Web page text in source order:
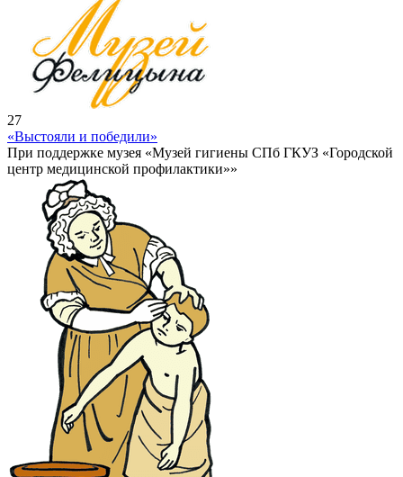
27
«Выстояли и победили»
При поддержке музея «Музей гигиены СПб ГКУЗ «Городской
центр медицинской профилактики»»